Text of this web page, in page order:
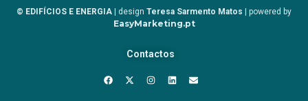
© EDIFÍCIOS E ENERGIA | design Teresa Sarmento Matos | powered by
EasyMarketing.pt
Contactos